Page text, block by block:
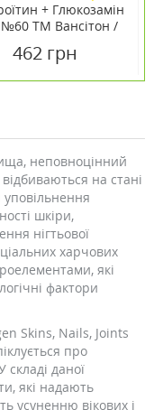
+ Глюкозамін
№60 ТМ Вансітон /
462 грн
неповноцінний
на стані
уповільнення
шкіри,
нігтьової
харчових
які
фактори
Skins, Nails, Joints
про
складі даної
які надають
усуненню вікових і